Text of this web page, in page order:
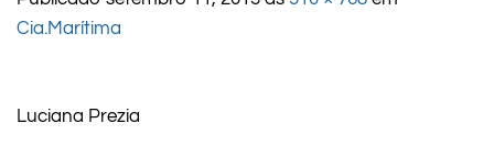
Cia.Marítima
Luciana Prezia